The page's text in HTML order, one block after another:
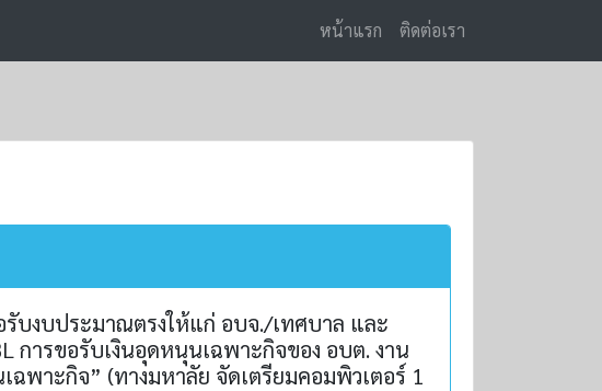
หน้าแรก ติดต่อเรา
รับงบประมาณตรงให้แก่ อบจ./เทศบาล และ
การขอรับเงินอุดหนุนเฉพาะกิจของ อบต. งาน
พาะกิจ” (ทางมหาลัย จัดเตรียมคอมพิวเตอร์ 1